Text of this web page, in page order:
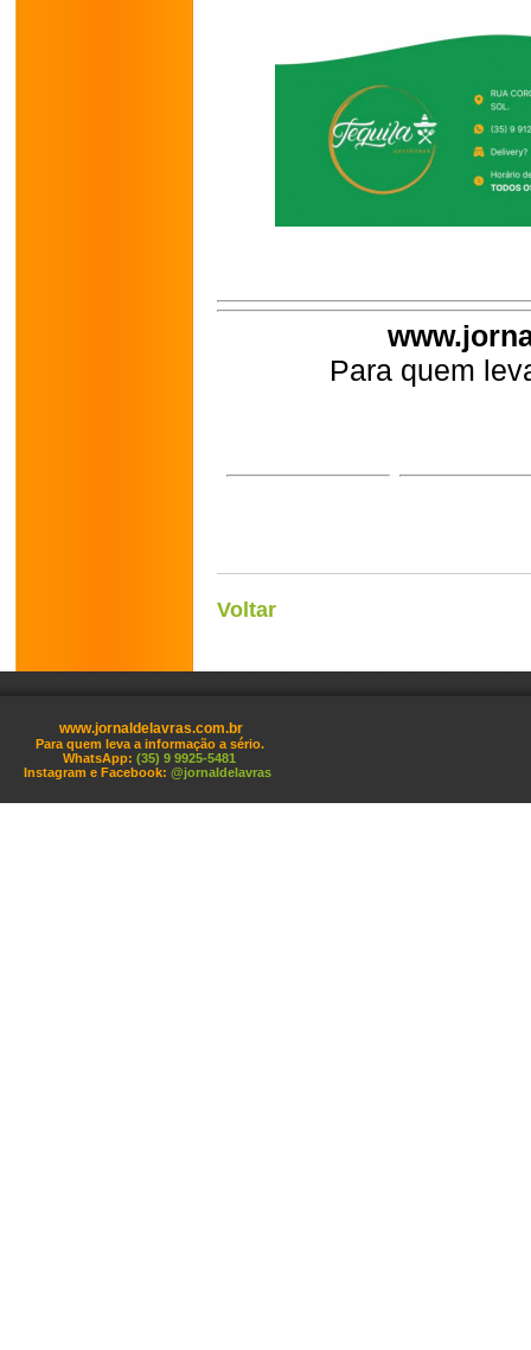
Para quem
Voltar
www.jornaldelavras.com.br
Para quem leva a informação a sério.
WhatsApp: (35) 9 9925-5481
Instagram e Facebook: @jornaldelavras